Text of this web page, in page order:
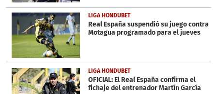
LIGA HONDUBET
Real España suspendió su juego contra
Motagua programado para el jueves
LIGA HONDUBET
OFICIAL: El Real España confirma el
fichaje del entrenador Martín García